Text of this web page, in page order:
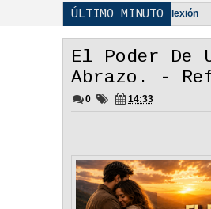
ÚLTIMO MINUTO
Familia Unida Es Importante - Reflexión 3:18
El Poder De
Abrazo. -
0 14:33